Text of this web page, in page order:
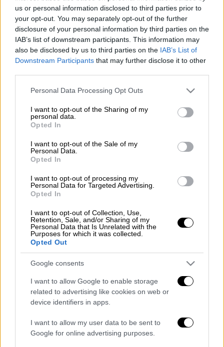
us or personal information disclosed to third parties prior to
your opt-out. You may separately opt-out of the further
disclosure of your personal information by third parties on the
IAB’s list of downstream participants. This information may
also be disclosed by us to third parties on the IAB’s List of
Downstream Participants that may further disclose it to other
Please note that this website/app uses one or more Google
not limited to your visit or usage behaviour. You may click to
grant or deny consent to Google and its third-party tags to
use your data for below specified purposes in below Google
consent section.
Personal Data Processing Opt Outs
I want to opt-out of the Sharing of my
personal data.
Opted In
I want to opt-out of the Sale of my
Personal Data.
Opted In
I want to opt-out of processing my
Personal Data for Targeted Advertising.
Opted In
I want to opt-out of Collection, Use,
Retention, Sale, and/or Sharing of my
Personal Data that Is Unrelated with the
Purposes for which it was collected.
Opted Out
Google consents
I want to allow Google to enable storage
related to advertising like cookies on web or
device identifiers in apps.
I want to allow my user data to be sent to
Google for online advertising purposes.
Σε λιγότερο από ένα εικοσιτετράωρο
σημειώθηκεδεύτερη επίθεσησε
ελληνόκτητο πλοίο στην Ερυθρά Θάλασσα.
ΔΙΑΒΑΣΤΕ ΕΠΙΣΗΣ
Κόσμος|07.07.2025 18:10
Δράμα χωρίς τέλος στο Τέξας:
Πατέρας ψάχνει την κόρη του στα
συντρίμμια - Ξεπέρασε τους 80 ο
απολογισμός των νεκρών
Κόσμος|07.07.2025 19:22
Βυθίστηκε το ελληνόκτητο πλοίο που
χτύπησαν οι Χούθι